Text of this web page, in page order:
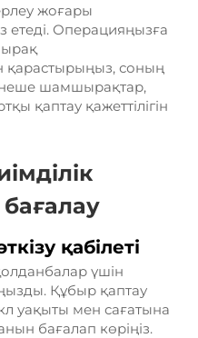
жоғары
Операцияңызға
қарастырыңыз, соның
шамшырақтар,
қаптау қажеттілігін
бағалау
қабілеті
үшін
Құбыр қаптау
уақыты мен сағатына
бағалап көріңіз.